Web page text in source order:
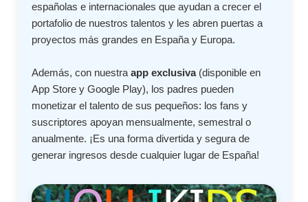
españolas e internacionales que ayudan a crecer el
portafolio de nuestros talentos y les abren puertas a
proyectos más grandes en España y Europa.
Además, con nuestraapp exclusiva(disponible en
App Store y Google Play), los padres pueden
monetizar el talento de sus pequeños: los fans y
suscriptores apoyan mensualmente, semestral o
anualmente. ¡Es una forma divertida y segura de
generar ingresos desde cualquier lugar de España!